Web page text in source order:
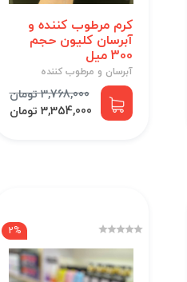
کرم مرطوب کننده و
آبرسان کلیون حجم
300 میل
آبرسان و مرطوب کننده
3,768,000 تومان
3,354,000 تومان
2%